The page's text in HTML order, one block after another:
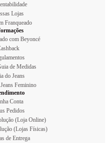
Lojas
Franqueado
com Beyoncé
de Medidas
do Jeans
Feminino
Conta
Pedidos
(Loja Online)
(Lojas Físicas)
de Entrega